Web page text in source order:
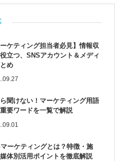
ーケティング担当者必見】情報収
立つ、SNSアカウント＆メディ
め
聞けない！マーケティング用語
要ワードを一覧で解説
ーケティングとは？特徴・施
体別活用ポイントを徹底解説